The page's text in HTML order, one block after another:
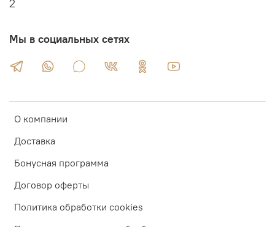
О компании
Доставка
Бонусная программа
Договор оферты
Политика обработки cookies
2
Мы в социальных сетях